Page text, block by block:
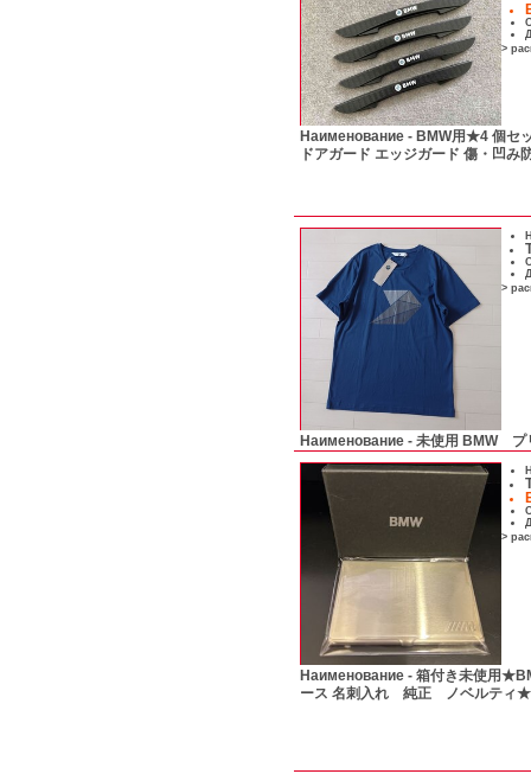
>
Наименование - BMW用★4 個セ
ドアガード エッジガード 傷・凹み
>
Наименование - 未使用 BMW
>
Наименование - 箱付き未使用
ース 名刺入れ 純正 ノベルティ★